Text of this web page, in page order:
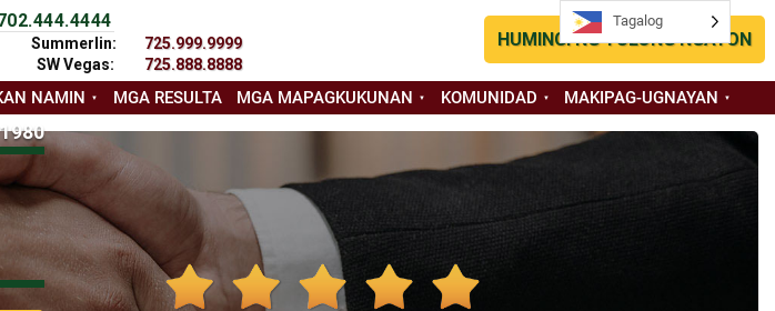
Summerlin:
725.999.9999
SW Vegas:
725.888.8888
HUMINGI NG TULONG NGAYON
NAMIN MGA RESULTA MGA MAPAGKUKUNAN KOMUNIDAD MAKIPAG-UGNAYAN
Tagalog